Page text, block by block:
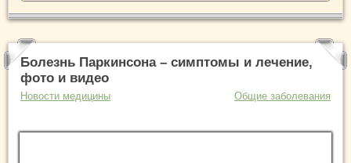
Болезнь Паркинсона – симптомы и лечение,
фото и видео
Новости медицины Общие заболевания